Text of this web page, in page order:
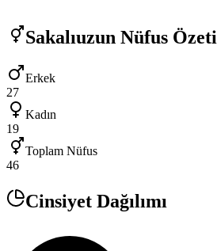
Sakalıuzun Nüfus Özeti
Erkek
27
Kadın
19
Toplam Nüfus
46
Cinsiyet Dağılımı